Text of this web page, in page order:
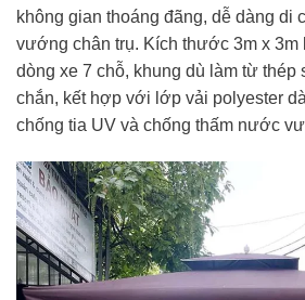
không gian thoáng đãng, dễ dàng di
vướng chân trụ. Kích thước 3m x 3m
dòng xe 7 chỗ, khung dù làm từ thép
chắn, kết hợp với lớp vải polyester
chống tia UV và chống thấm nước